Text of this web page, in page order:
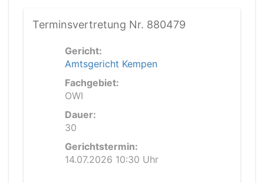
Terminsvertretung Nr. 880479
Gericht:
Amtsgericht Kempen
Fachgebiet:
OWI
Dauer:
30
Gerichtstermin:
14.07.2026 10:30 Uhr